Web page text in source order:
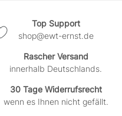
Top Support
shop@ewt-ernst.de
Rascher Versand
innerhalb Deutschlands.
30 Tage Widerrufsrecht
wenn es Ihnen nicht gefällt.